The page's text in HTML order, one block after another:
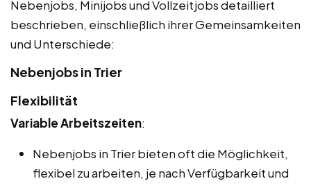
Nebenjobs, Minijobs und Vollzeitjobs detailliert
beschrieben, einschließlich ihrer Gemeinsamkeiten
und Unterschiede:
Nebenjobs in Trier
Flexibilität
Variable Arbeitszeiten:
Nebenjobs in Trier bieten oft die Möglichkeit,
flexibel zu arbeiten, je nach Verfügbarkeit und